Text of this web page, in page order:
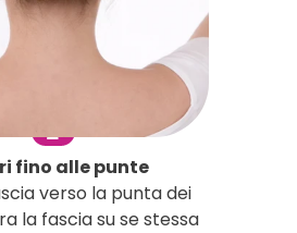
2
fino alle punte
verso la punta dei
la fascia su se stessa